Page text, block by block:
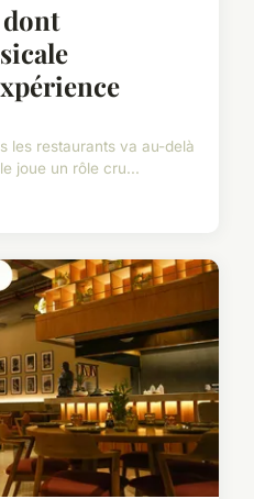
dont
les restaurants va au-delà
joue un rôle cru...